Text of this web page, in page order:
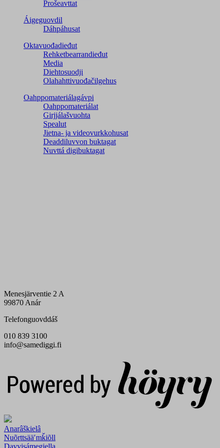
Prošeavttat
Áigeguovdil
Dáhpáhusat
Oktavuođadieđut
Rehketbearrandieđut
Media
Diehtosuodji
Olahahttivuođačilgehus
Oahppomateriálagávpi
Oahppomateriálat
Girjjálašvuohta
Spealut
Jietna- ja videovurkkohusat
Deaddiluvvon buktagat
Nuvttá digibuktagat
Menesjärventie 2 A
99870 Anár
Telefonguovddáš
010 839 3100
info@samediggi.fi
Anarâškielâ
Nuõrttsääʹmǩiõll
Davvisámegiella